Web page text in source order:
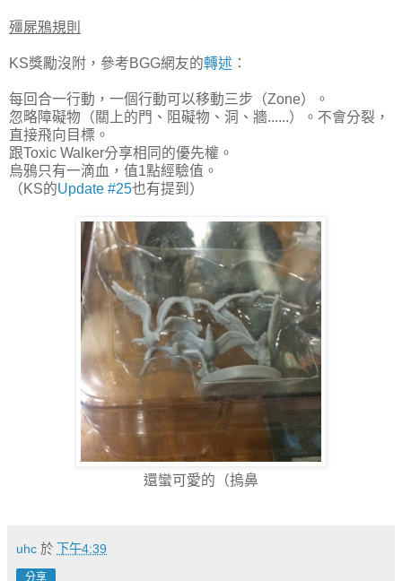
殭屍鴉規則
KS獎勵沒附，參考BGG網友的轉述 ：
每回合一行動，一個行動可以移動三步（Zone）。
忽略障礙物（關上的門、阻礙物、洞、牆......）。不會分裂，
直接飛向目標。
跟Toxic Walker分享相同的優先權。
烏鴉只有一滴血，值1點經驗值。
（KS的Update #25也有提到）
還蠻可愛的（摀鼻
uhc 於 下午4:39
分享